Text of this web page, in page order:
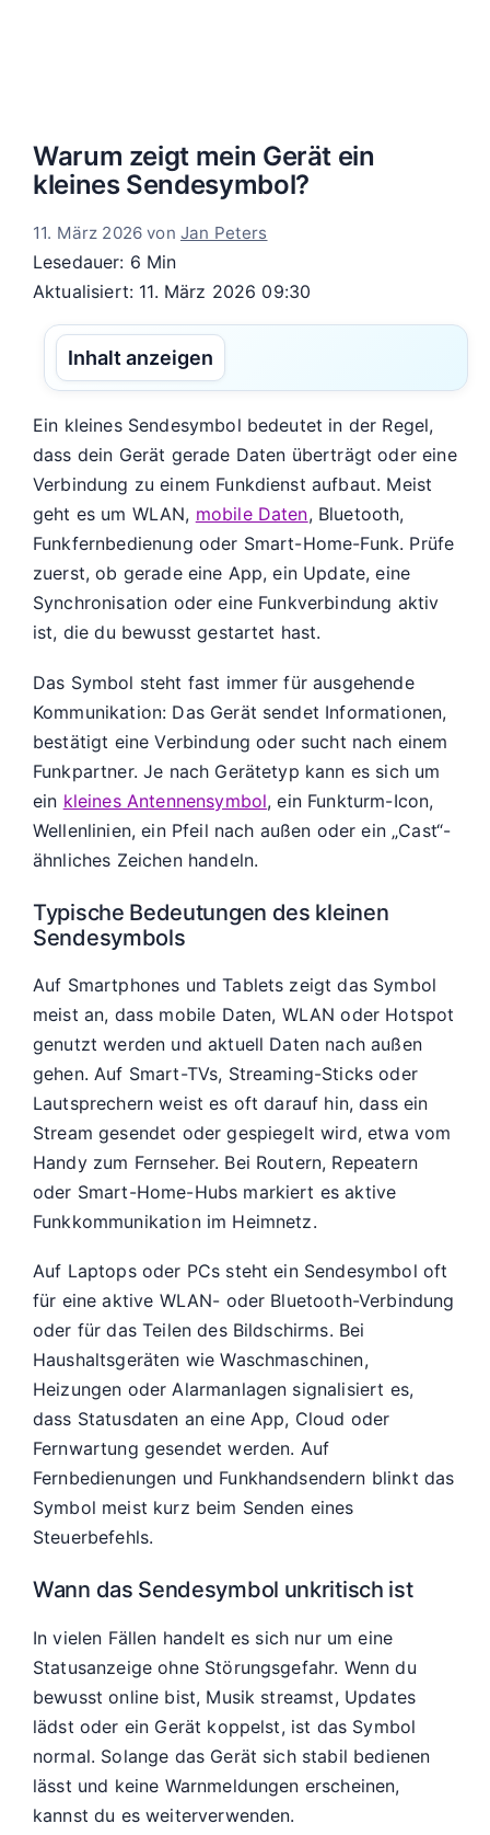
Warum zeigt mein Gerät ein
kleines Sendesymbol?
11. März 2026 von Jan Peters
Lesedauer: 6 Min
Aktualisiert: 11. März 2026 09:30
Inhalt anzeigen
Ein kleines Sendesymbol bedeutet in der Regel,
dass dein Gerät gerade Daten überträgt oder eine
Verbindung zu einem Funkdienst aufbaut. Meist
geht es um WLAN, mobile Daten, Bluetooth,
Funkfernbedienung oder Smart-Home-Funk. Prüfe
zuerst, ob gerade eine App, ein Update, eine
Synchronisation oder eine Funkverbindung aktiv
ist, die du bewusst gestartet hast.
Das Symbol steht fast immer für ausgehende
Kommunikation: Das Gerät sendet Informationen,
bestätigt eine Verbindung oder sucht nach einem
Funkpartner. Je nach Gerätetyp kann es sich um
ein kleines Antennensymbol, ein Funkturm-Icon,
Wellenlinien, ein Pfeil nach außen oder ein „Cast“-
ähnliches Zeichen handeln.
Typische Bedeutungen des kleinen
Sendesymbols
Auf Smartphones und Tablets zeigt das Symbol
meist an, dass mobile Daten, WLAN oder Hotspot
genutzt werden und aktuell Daten nach außen
gehen. Auf Smart-TVs, Streaming-Sticks oder
Lautsprechern weist es oft darauf hin, dass ein
Stream gesendet oder gespiegelt wird, etwa vom
Handy zum Fernseher. Bei Routern, Repeatern
oder Smart-Home-Hubs markiert es aktive
Funkkommunikation im Heimnetz.
Auf Laptops oder PCs steht ein Sendesymbol oft
für eine aktive WLAN- oder Bluetooth-Verbindung
oder für das Teilen des Bildschirms. Bei
Haushaltsgeräten wie Waschmaschinen,
Heizungen oder Alarmanlagen signalisiert es,
dass Statusdaten an eine App, Cloud oder
Fernwartung gesendet werden. Auf
Fernbedienungen und Funkhandsendern blinkt das
Symbol meist kurz beim Senden eines
Steuerbefehls.
Wann das Sendesymbol unkritisch ist
In vielen Fällen handelt es sich nur um eine
Statusanzeige ohne Störungsgefahr. Wenn du
bewusst online bist, Musik streamst, Updates
lädst oder ein Gerät koppelst, ist das Symbol
normal. Solange das Gerät sich stabil bedienen
lässt und keine Warnmeldungen erscheinen,
kannst du es weiterverwenden.